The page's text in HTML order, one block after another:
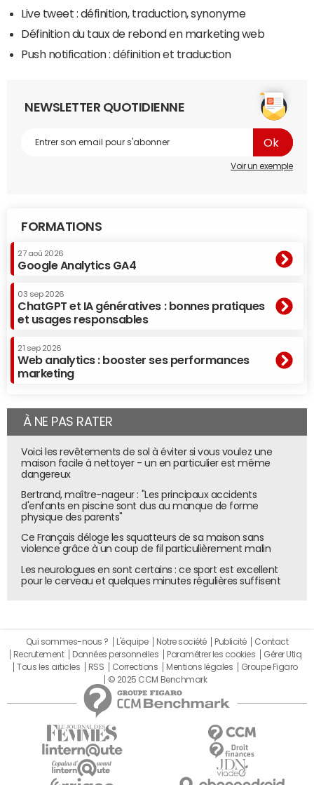
Live tweet : définition, traduction, synonyme
Définition du taux de rebond en marketing web
Push notification : définition et traduction
NEWSLETTER QUOTIDIENNE
Voir un exemple
FORMATIONS
27 aoû 2026
Google Analytics GA4
03 sep 2026
ChatGPT et IA génératives : bonnes pratiques
et usages responsables
21 sep 2026
Web analytics : booster ses performances
marketing
À NE PAS RATER
Voici les revêtements de sol à éviter si vous voulez une
maison facile à nettoyer - un en particulier est même
dangereux
Bertrand, maître-nageur : "Les principaux accidents
d'enfants en piscine sont dus au manque de forme
physique des parents"
Ce Français déloge les squatteurs de sa maison sans
violence grâce à un coup de fil particulièrement malin
Les neurologues en sont certains : ce sport est excellent
pour le cerveau et quelques minutes régulières suffisent
Qui sommes-nous ? L'équipe Notre société Publicité
Contact
Recrutement
Données personnelles Paramétrer les cookies
Gérer Utiq
Tous les articles
RSS Corrections Mentions légales
Groupe Figaro
© 2025 CCM Benchmark